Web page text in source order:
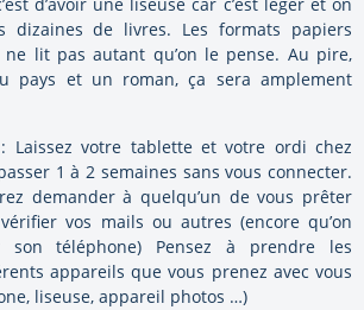
d’avoir une liseuse car c’est léger et on
dizaines de livres. Les formats papiers
lit pas autant qu’on le pense. Au pire,
pays et un roman, ça sera amplement
: Laissez votre tablette et votre ordi chez
1 à 2 semaines sans vous connecter.
demander à quelqu’un de vous prêter
vos mails ou autres (encore qu’on
téléphone) Pensez à prendre les
appareils que vous prenez avec vous
liseuse, appareil photos …)